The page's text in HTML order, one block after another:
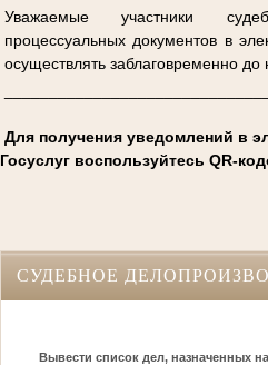
Уважаемые участники
процессуальных документов в
осуществлять заблаговременно до
Для получения уведомлений в
Госуслуг воспользуйтесь QR-
СУДЕБНОЕ
Вывести список дел, назначенных